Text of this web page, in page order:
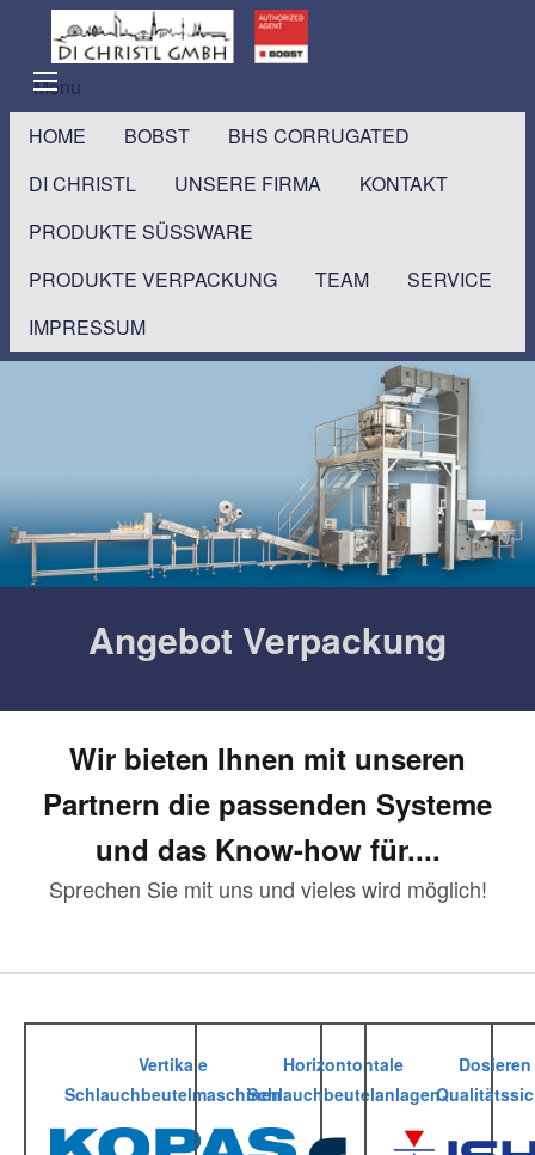
Menu
HOME
BOBST
BHS CORRUGATED
DI CHRISTL
UNSERE FIRMA
KONTAKT
PRODUKTE SÜSSWARE
PRODUKTE VERPACKUNG
TEAM
SERVICE
IMPRESSUM
Angebot Verpackung
Wir bieten Ihnen mit unseren
Partnern die passenden Systeme
und das Know-how für....
Sprechen Sie mit uns und vieles wird möglich!
Vertikale
Schlauchbeutelmaschinen
Horizontontale
Schlauchbeutelanlagen